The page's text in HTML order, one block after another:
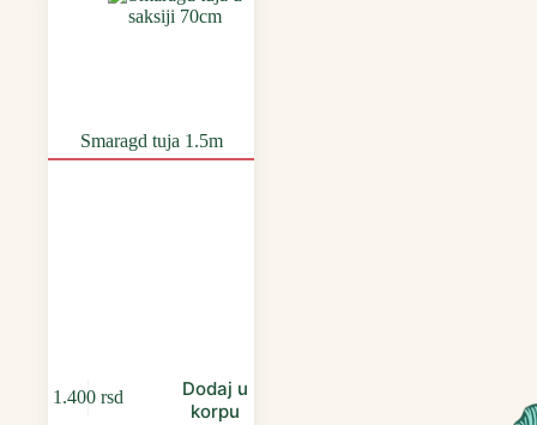
Smaragd tuja 1.5m
1.400 rsd
Dodaj u
korpu